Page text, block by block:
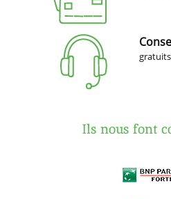
gratuits
Ils nous font